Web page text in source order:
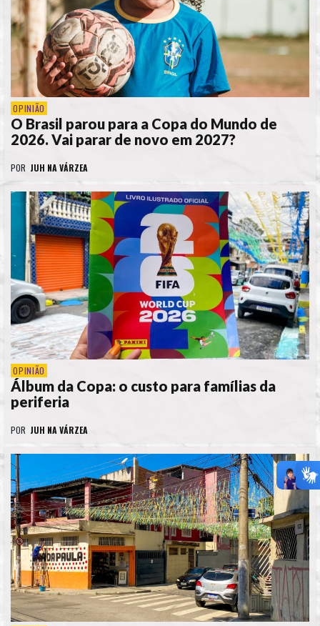
OPINIÃO
O Brasil parou para a Copa do Mundo de
2026. Vai parar de novo em 2027?
POR JUH NA VÁRZEA
OPINIÃO
Álbum da Copa: o custo para famílias da
periferia
POR JUH NA VÁRZEA